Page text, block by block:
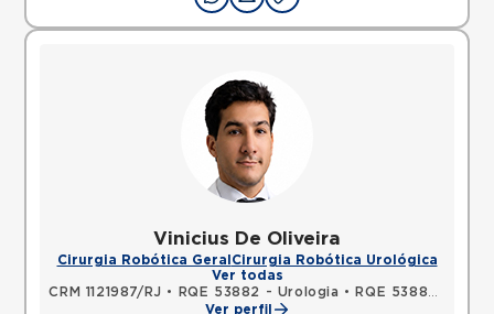
Vinicius De Oliveira
Cirurgia Robótica Geral Cirurgia Robótica Urológica
Ver todas
CRM 1121987/RJ • RQE 53882 - Urologia •
RQE 53883 - Cirurgia geral
Ver perfil